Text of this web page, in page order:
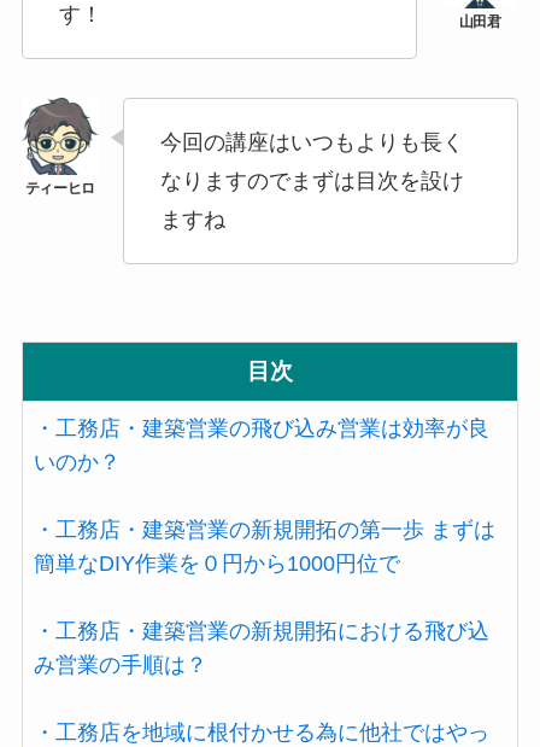
す！
今回の講座はいつもよりも長く
なりますのでまずは目次を設け
ますね
目次
・工務店・建築営業の飛び込み営業は効率が良
いのか？
・工務店・建築営業の新規開拓の第一歩 まずは
簡単なDIY作業を０円から1000円位で
・工務店・建築営業の新規開拓における飛び込
み営業の手順は？
・工務店を地域に根付かせる為に他社ではやっ